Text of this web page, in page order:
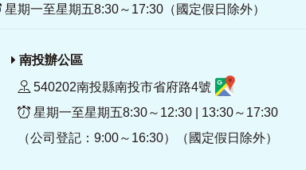
星期一至星期五8:30～17:30（國定假日除外）
南投辦公區
540202南投縣南投市省府路4號
星期一至星期五8:30～12:30 | 13:30～17:30
（公司登記：9:00～16:30）（國定假日除外）